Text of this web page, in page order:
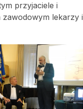
przyjaciele i
lekarzy i